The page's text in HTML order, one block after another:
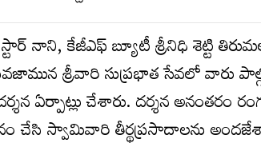
నాని, కేజీఎఫ్ బ్యూటీ శ్రీనిధి శెట్టి
శ్రీవారి సుప్రభాత సేవలో వారు
ఏర్పాట్లు చేశారు. దర్శన
చేసి స్వామివారి తీర్థప్రసాదాలను